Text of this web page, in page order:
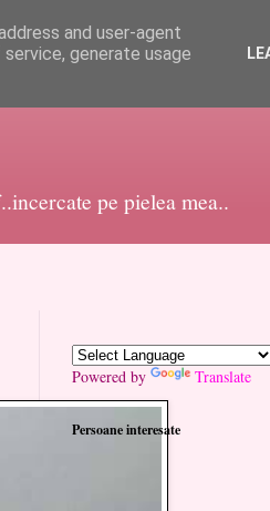
pe pielea mea..
Powered by Translate
Persoane interesate
and user-agent
generate usage